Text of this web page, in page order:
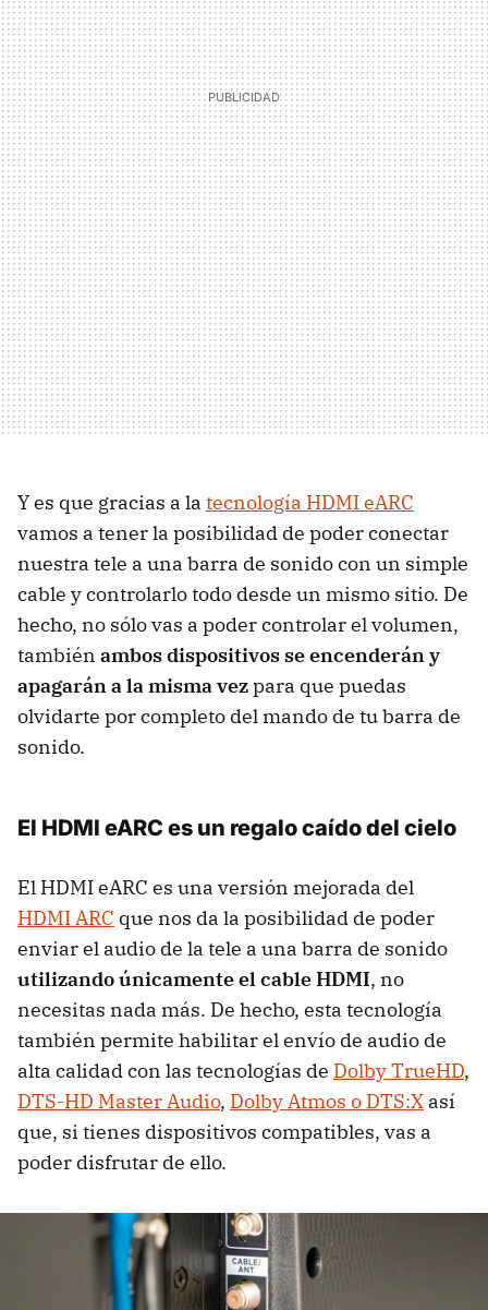
Y es que gracias a la tecnología HDMI eARC
vamos a tener la posibilidad de poder conectar
nuestra tele a una barra de sonido con un simple
cable y controlarlo todo desde un mismo sitio. De
hecho, no sólo vas a poder controlar el volumen,
también ambos dispositivos se encenderán y
apagarán a la misma vezpara que puedas
olvidarte por completo del mando de tu barra de
sonido.
El HDMI eARC es un regalo caído del cielo
El HDMI eARC es una versión mejorada del
HDMI ARC que nos da la posibilidad de poder
enviar el audio de la tele a una barra de sonido
utilizando únicamente el cable HDMI, no
necesitas nada más. De hecho, esta tecnología
también permite habilitar el envío de audio de
alta calidad con las tecnologías de Dolby TrueHD,
DTS-HD Master Audio, Dolby Atmos o DTS:X así
que, si tienes dispositivos compatibles, vas a
poder disfrutar de ello.